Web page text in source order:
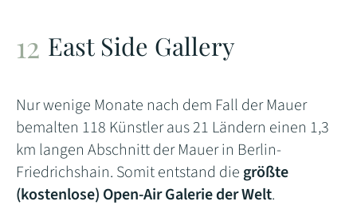
East Side Gallery
Nur wenige Monate nach dem Fall der Mauer
bemalten 118 Künstler aus 21 Ländern einen 1,3
km langen Abschnitt der Mauer in Berlin-
Friedrichshain. Somit entstand diegrößte
(kostenlose) Open-Air Galerie der Welt.